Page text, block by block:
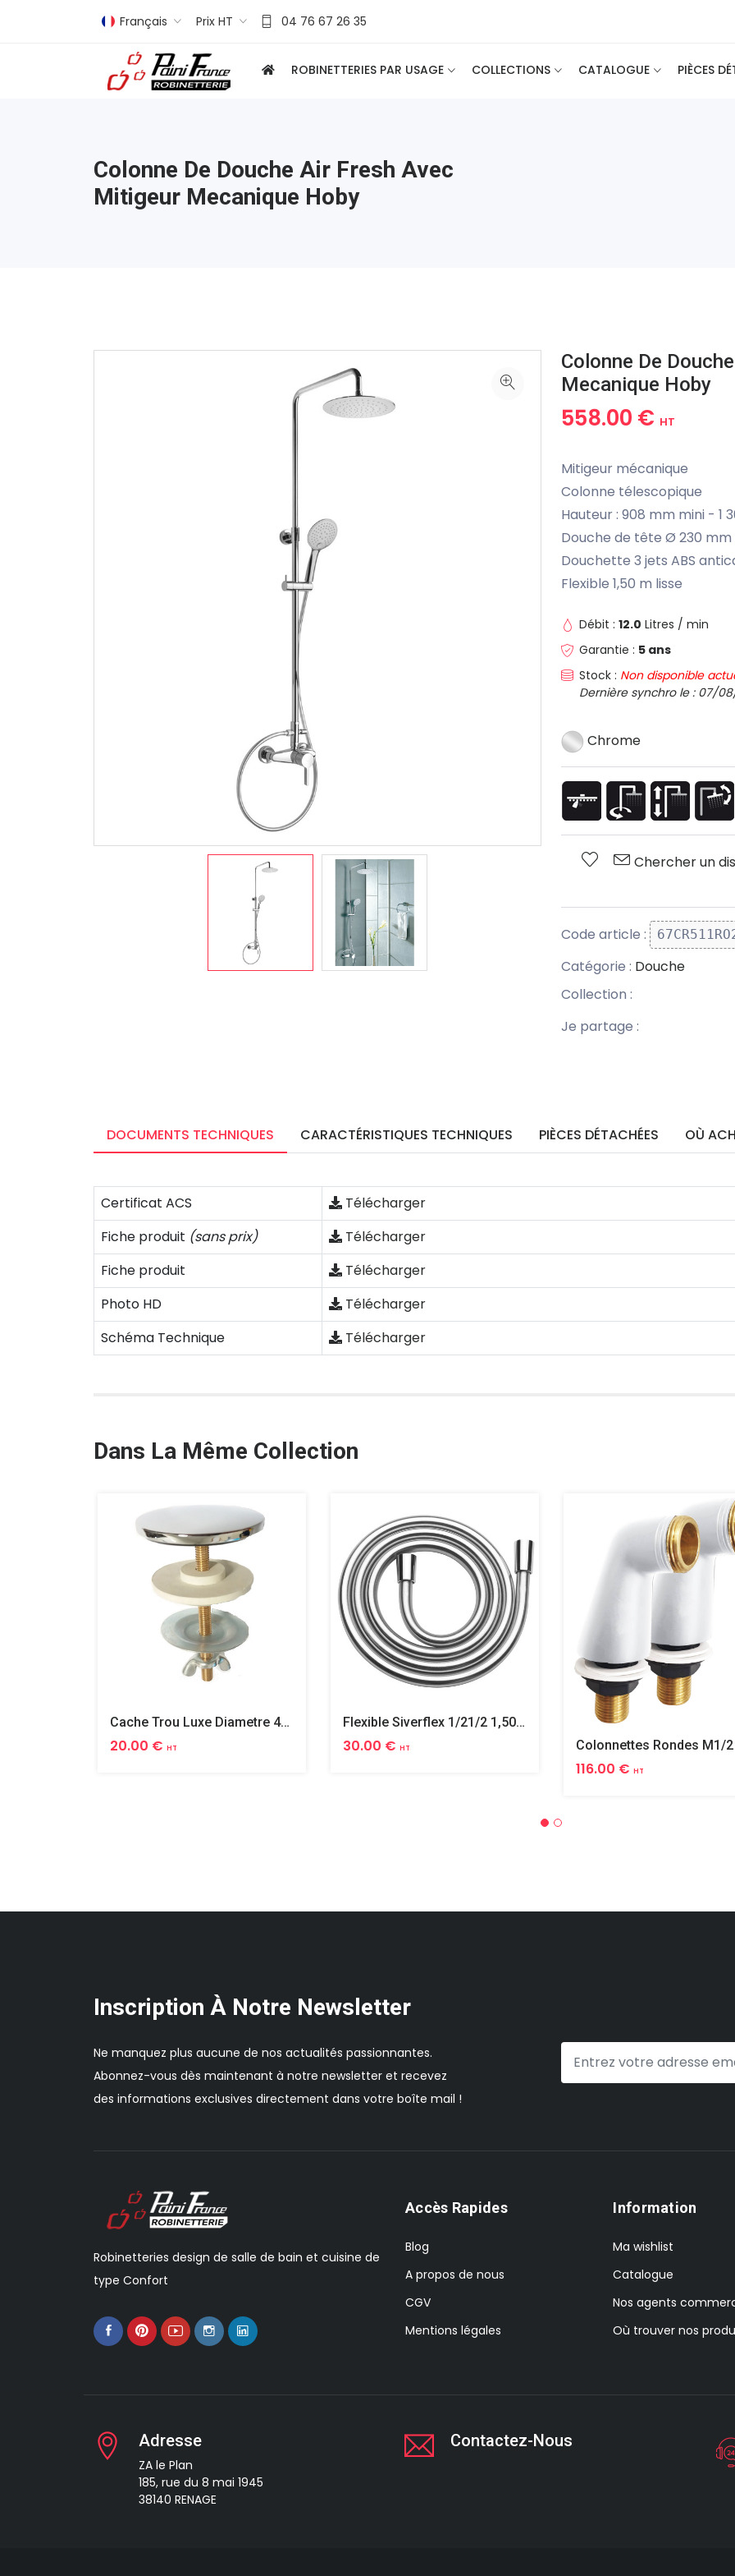
Français Prix HT 04 76 67 26 35
ROBINETTERIES PAR USAGE COLLECTIONS CATALOGUE PIÈCES
Colonne De Douche Air Fresh Avec
Mitigeur Mecanique Hoby
Colonne De
Mecanique Hoby
558.00 € HT
Mitigeur mécanique
Colonne télescopique
Hauteur : 908 mm mini - 1
Douche de tête Ø 230
Douchette 3 jets ABS
Flexible 1,50 m lisse
Débit : 12.0 Litres / min
Garantie : 5 ans
Stock : Non disponible
Dernière synchro le : 07/
Chrome
Chercher un
Code article :
Catégorie : Douche
Collection :
Je partage :
DOCUMENTS TECHNIQUES CARACTÉRISTIQUES TECHNIQUES PIÈCES DÉTACHÉES OÙ
Certificat ACS
Télécharger
Fiche produit (sans prix)
Télécharger
Fiche produit
Télécharger
Photo HD
Télécharger
Schéma Technique
Télécharger
Dans La Même Collection
Cache Trou Luxe Diametre 40 Laiton
20.00 € HT
Flexible Siverflex 1/21/2 1,50m Tournant
30.00 € HT
116.00 € HT
Inscription À Notre Newsletter
Ne manquez plus aucune de nos actualités passionnantes.
Abonnez-vous dès maintenant à notre newsletter et recevez
des informations exclusives directement dans votre boîte mail !
Robinetteries design de salle de bain et cuisine de
type Confort
Accès Rapides
Blog
A propos de nous
CGV
Mentions légales
Information
Ma wishlist
Catalogue
Nos agents
Où trouver nos
Adresse
ZA le Plan
185, rue du 8 mai 1945
38140 RENAGE
Contactez-Nous